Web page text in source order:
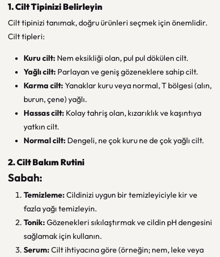
1. Cilt Tipinizi Belirleyin
Cilt tipinizi tanımak, doğru ürünleri seçmek için önemlidir.
Cilt tipleri:
Kuru cilt: Nem eksikliği olan, pul pul dökülen cilt.
Yağlı cilt: Parlayan ve geniş gözeneklere sahip cilt.
Karma cilt: Yanaklar kuru veya normal, T bölgesi (alın,
burun, çene) yağlı.
Hassas cilt: Kolay tahriş olan, kızarıklık ve kaşıntıya
yatkın cilt.
Normal cilt: Dengeli, ne çok kuru ne de çok yağlı cilt.
2. Cilt Bakım Rutini
Sabah:
Temizleme: Cildinizi uygun bir temizleyiciyle kir ve
fazla yağı temizleyin.
Tonik: Gözenekleri sıkılaştırmak ve cildin pH dengesini
sağlamak için kullanın.
Serum: Cilt ihtiyacına göre (örneğin; nem, leke veya